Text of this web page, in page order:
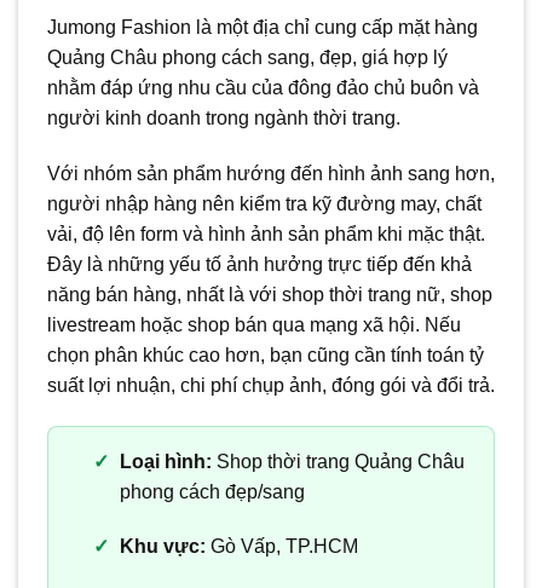
Jumong Fashion là một địa chỉ cung cấp mặt hàng
Quảng Châu phong cách sang, đẹp, giá hợp lý
nhằm đáp ứng nhu cầu của đông đảo chủ buôn và
người kinh doanh trong ngành thời trang.
Với nhóm sản phẩm hướng đến hình ảnh sang hơn,
người nhập hàng nên kiểm tra kỹ đường may, chất
vải, độ lên form và hình ảnh sản phẩm khi mặc thật.
Đây là những yếu tố ảnh hưởng trực tiếp đến khả
năng bán hàng, nhất là với shop thời trang nữ, shop
livestream hoặc shop bán qua mạng xã hội. Nếu
chọn phân khúc cao hơn, bạn cũng cần tính toán tỷ
suất lợi nhuận, chi phí chụp ảnh, đóng gói và đổi trả.
Loại hình: Shop thời trang Quảng Châu
phong cách đẹp/sang
Khu vực: Gò Vấp, TP.HCM